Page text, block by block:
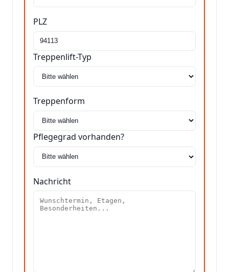
PLZ
Treppenlift-Typ
Treppenform
Pflegegrad vorhanden?
Nachricht